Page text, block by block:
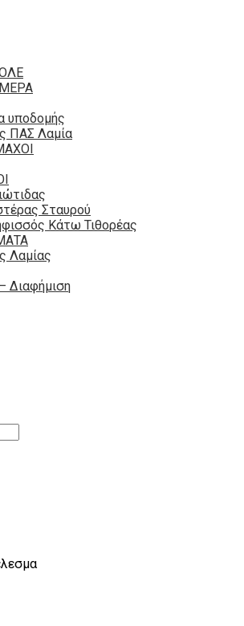
υποδομής
ΠΑΣ Λαμία
Σταυρού
Κάτω Τιθορέας
Λαμίας
Διαφήμιση